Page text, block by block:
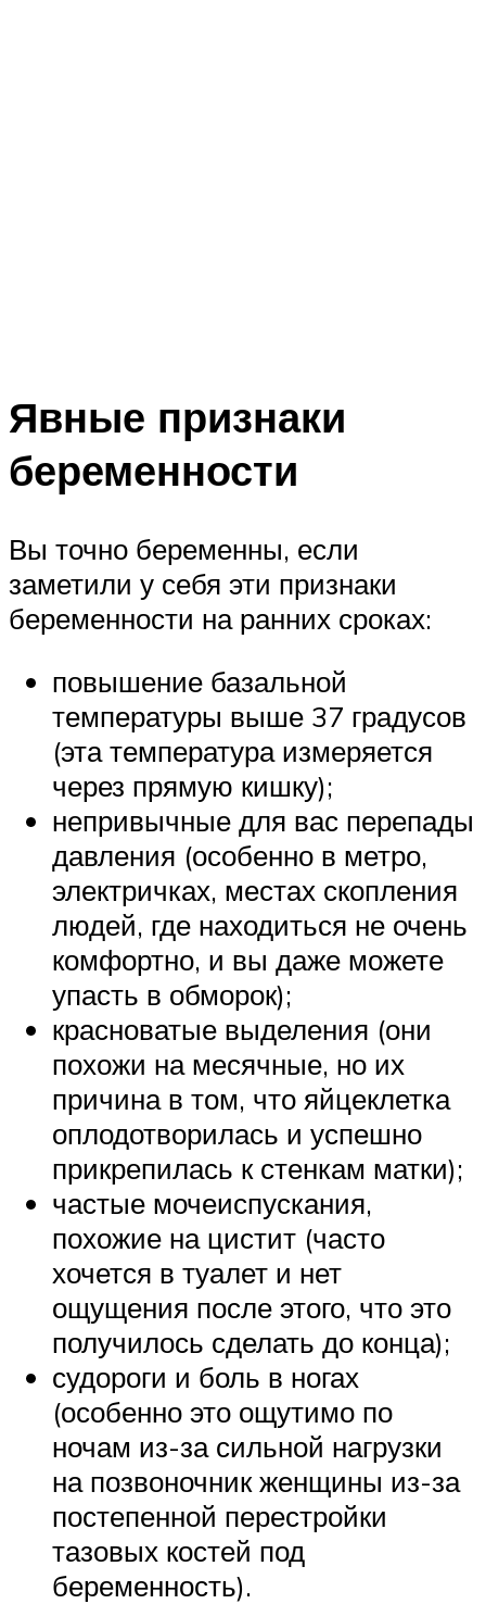
Явные признаки
беременности
Вы точно беременны, если
заметили у себя эти признаки
беременности на ранних сроках:
повышение базальной
температуры выше 37 градусов
(эта температура измеряется
через прямую кишку);
непривычные для вас перепады
давления (особенно в метро,
электричках, местах скопления
людей, где находиться не очень
комфортно, и вы даже можете
упасть в обморок);
красноватые выделения (они
похожи на месячные, но их
причина в том, что яйцеклетка
оплодотворилась и успешно
прикрепилась к стенкам матки);
частые мочеиспускания,
похожие на цистит (часто
хочется в туалет и нет
ощущения после этого, что это
получилось сделать до конца);
судороги и боль в ногах
(особенно это ощутимо по
ночам из-за сильной нагрузки
на позвоночник женщины из-за
постепенной перестройки
тазовых костей под
беременность).